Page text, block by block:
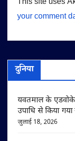
This site uses
your comment
दुनिया
यवतमाल के
उपाधि से किया गया
जुलाई 18, 2026